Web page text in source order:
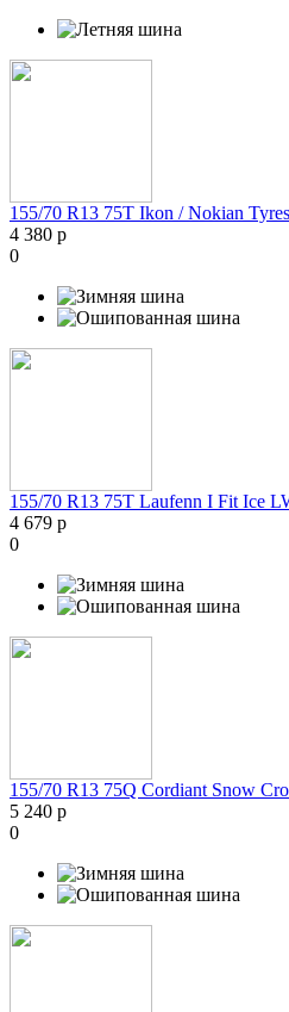
155/70 R13 75T Ikon / Nokian
4 380 р
0
155/70 R13 75T Laufenn I Fit Ice
4 679 р
0
155/70 R13 75Q Cordiant Snow
5 240 р
0